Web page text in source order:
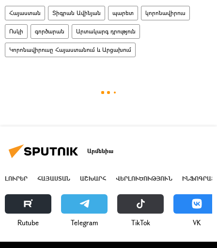
Հայաստան Տիգրան Ավինյան պարետ կորոնավիրուս
Ոսկի գործարան Արտակարգ դրություն
Կորոնավիրուսը Հայաստանում և Արցախում
Արմենիա
ԼՈՒՐԵՐ ՀԱՅԱՍՏԱՆ ԱՇԽԱՐՀ ՎԵՐԼՈՒԾՈՒԹՅՈՒՆ
Rutube Telegram ТikТоk VK